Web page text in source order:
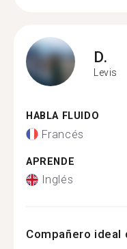
D.
Levis
HABLA FLUIDO
Francés
APRENDE
Inglés
Compañero ideal